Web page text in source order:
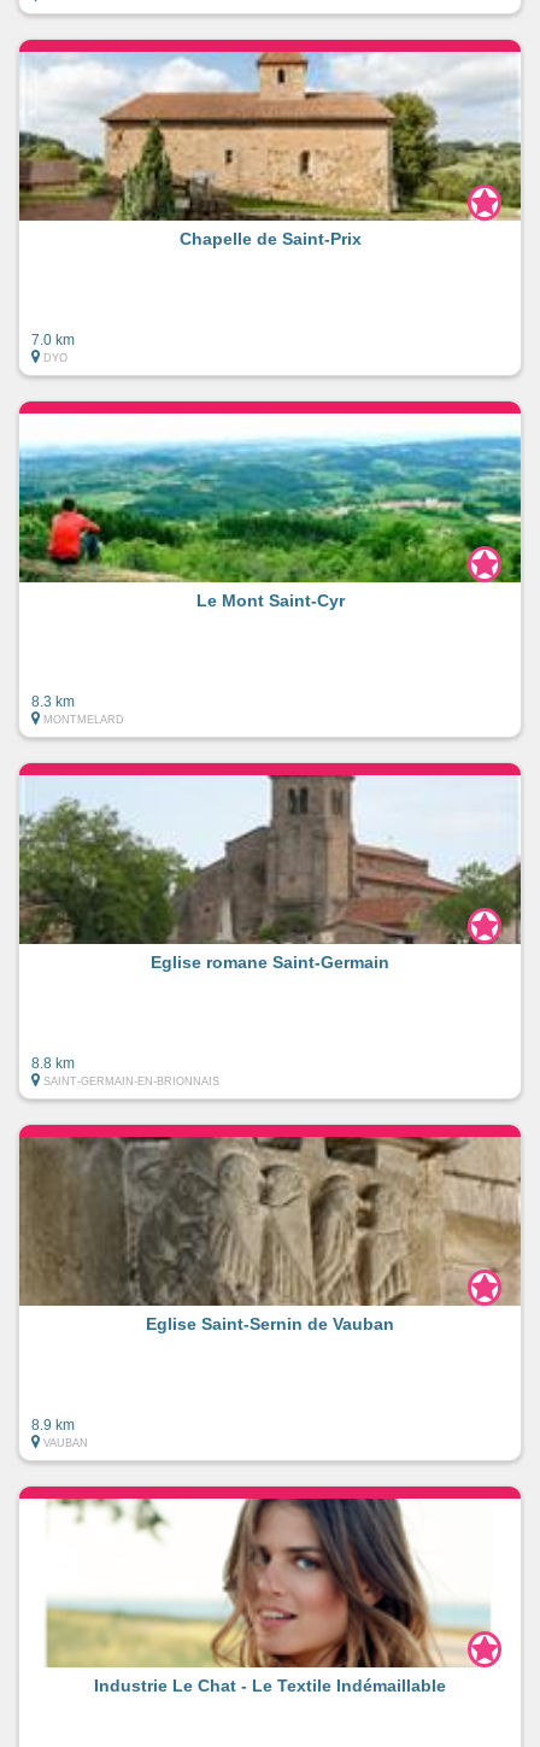
Chapelle de Saint-Prix
7.0 km
DYO
Le Mont Saint-Cyr
8.3 km
MONTMELARD
Eglise romane Saint-Germain
8.8 km
SAINT-GERMAIN-EN-BRIONNAIS
Eglise Saint-Sernin de Vauban
8.9 km
VAUBAN
Industrie Le Chat - Le Textile Indémaillable